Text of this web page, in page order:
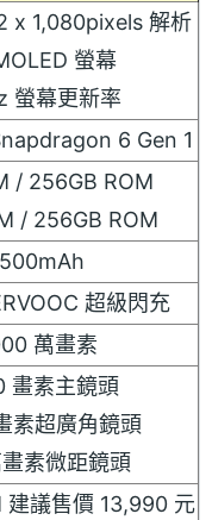
x 1,080pixels 解析
螢幕
螢幕更新率
6 Gen 1
/ 256GB ROM
/ 256GB ROM
超級閃充
萬畫素
畫素主鏡頭
素超廣角鏡頭
素微距鏡頭
建議售價 13,990 元